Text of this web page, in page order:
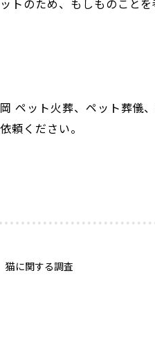
トのため、もしものことを
ペット火葬、ペット葬儀
頼ください。
猫に関する調査